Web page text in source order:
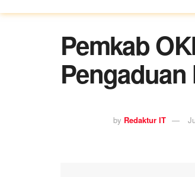
Pemkab
Pengaduan
by Redaktur IT